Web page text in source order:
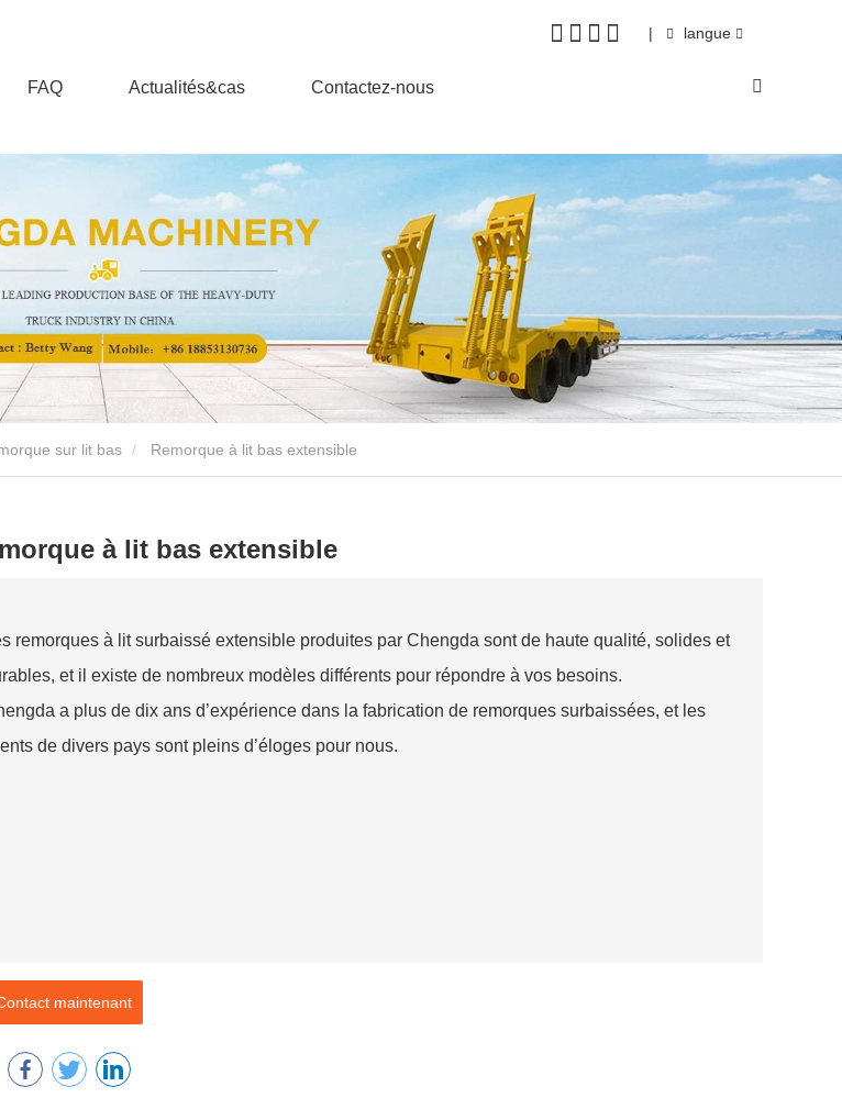
| langue
FAQ Actualités&cas Contactez-nous
sur lit bas Remorque à lit bas extensible
à lit bas extensible
remorques à lit surbaissé extensible produites par Chengda sont de haute qualité, solides et
et il existe de nombreux modèles différents pour répondre à vos besoins.
a plus de dix ans d’expérience dans la fabrication de remorques surbaissées, et les
de divers pays sont pleins d’éloges pour nous.
maintenant